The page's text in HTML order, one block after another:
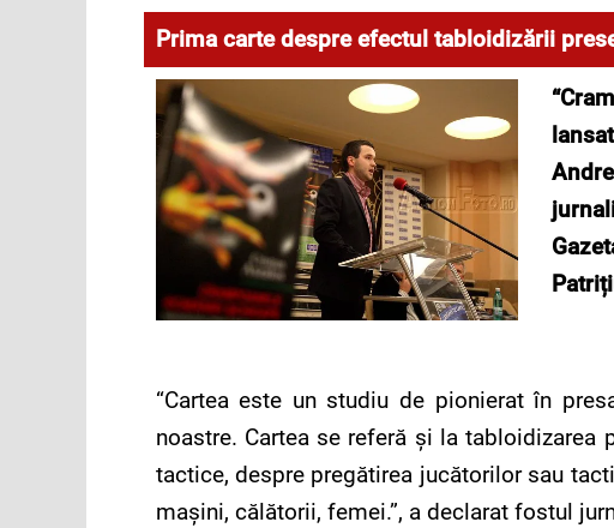
Prima carte despre efectul tabloidizării
Patriț
“Cartea este un studiu de pionierat în
noastre. Cartea se referă şi la
tactice, despre pregătirea jucătorilor sau
maşini, călătorii, femei.”, a declarat fostul